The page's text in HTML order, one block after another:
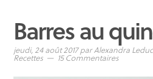
Barres au
jeudi, 24 août 2017parAlexandra Leduc
Recettes 15 Commentaires